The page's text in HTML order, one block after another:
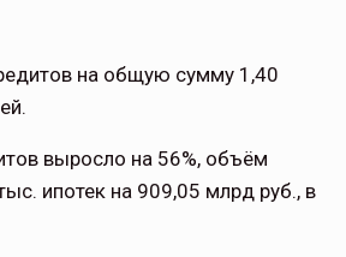
на общую сумму 1,40
выросло на 56%, объём
ипотек на 909,05 млрд руб., в